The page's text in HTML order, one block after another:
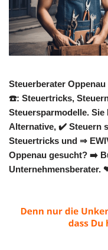
Steuerberater
☎️: Steuertricks,
Steuersparmodelle.
Alternative, ✔️ Steuern
Steuertricks und ⇒
Oppenau gesucht? ➡️
Unternehmensberater.